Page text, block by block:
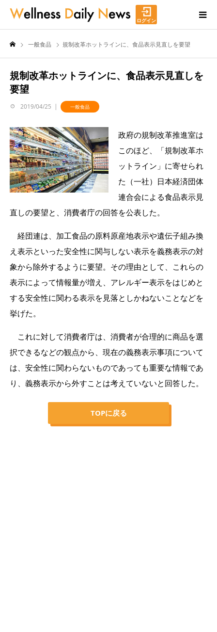
ログイン
一般食品 規制改革ホットラインに、食品表示見直しを要望
規制改革ホットラインに、食品表示見直しを
要望
2019/04/25 一般食品
政府の規制改革推進室は
このほど、「規制改革ホ
ットライン」に寄せられ
た（一社）日本経済団体
連合会による食品表示見
直しの要望と、消費者庁の回答を公表した。
経団連は、加工食品の原料原産地表示や遺伝子組み換
え表示といった安全性に関与しない表示を義務表示の対
象から除外するように要望。その理由として、これらの
表示によって情報量が増え、アレルギー表示をはじめと
する安全性に関わる表示を見落としかねないことなどを
挙げた。
これに対して消費者庁は、消費者が合理的に商品を選
択できるなどの観点から、現在の義務表示事項について
は、安全性に関わらないものであっても重要な情報であ
り、義務表示から外すことは考えていないと回答した。
TOPに戻る